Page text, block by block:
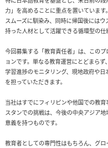
力」を高めることに重点を置いていま
スムーズに馴染み、同時に帰国後には
持った人材として活躍できる循環型の仕
今回募集する「教育責任者」は、この
ョンです。単なる教育運営にとどまらず
学習進捗のモニタリング、現地政府や
を担っていただきます。
当社はすでにフィリピンや他国での教
スタンでの挑戦は、今後の中央アジア
意義を持つものです。
教育者としての専門性はもちろん、グ